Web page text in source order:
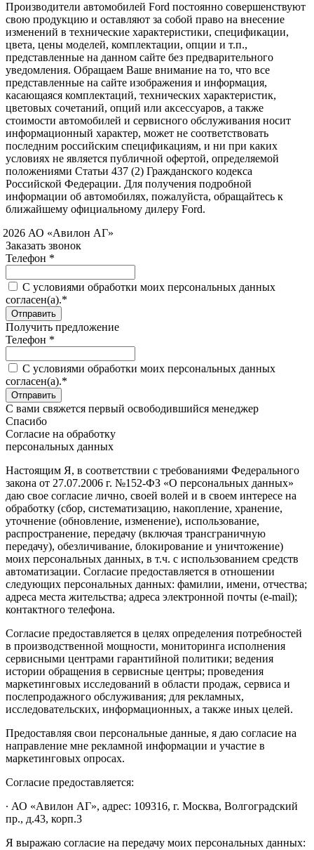
Производители автомобилей Ford постоянно совершенствуют
свою продукцию и оставляют за собой право на внесение
изменений в технические характеристики, спецификации,
цвета, цены моделей, комплектации, опции и т.п.,
представленные на данном сайте без предварительного
уведомления. Обращаем Ваше внимание на то, что все
представленные на сайте изображения и информация,
касающаяся комплектаций, технических характеристик,
цветовых сочетаний, опций или аксессуаров, а также
стоимости автомобилей и сервисного обслуживания носит
информационный характер, может не соответствовать
последним российским спецификациям, и ни при каких
условиях не является публичной офертой, определяемой
положениями Статьи 437 (2) Гражданского кодекса
Российской Федерации. Для получения подробной
информации об автомобилях, пожалуйста, обращайтесь к
ближайшему официальному дилеру Ford.
АО «Авилон АГ»
Заказать звонок
Телефон *
C условиями обработки моих персональных данных
согласен(а).*
Получить предложение
Телефон *
C условиями обработки моих персональных данных
согласен(а).*
С вами свяжется первый освободившийся менеджер
Спасибо
Согласие на обработку
персональных данных
Настоящим Я, в соответствии с требованиями Федерального
закона от 27.07.2006 г. №152-ФЗ «О персональных данных»
даю свое согласие лично, своей волей и в своем интересе на
обработку (сбор, систематизацию, накопление, хранение,
уточнение (обновление, изменение), использование,
распространение, передачу (включая трансграничную
передачу), обезличивание, блокирование и уничтожение)
моих персональных данных, в т.ч. с использованием средств
автоматизации. Согласие предоставляется в отношении
следующих персональных данных: фамилии, имени, отчества;
адреса места жительства; адреса электронной почты (e-mail);
контактного телефона.
Согласие предоставляется в целях определения потребностей
в производственной мощности, мониторинга исполнения
сервисными центрами гарантийной политики; ведения
истории обращения в сервисные центры; проведения
маркетинговых исследований в области продаж, сервиса и
послепродажного обслуживания; для рекламных,
исследовательских, информационных, а также иных целей.
Предоставляя свои персональные данные, я даю согласие на
направление мне рекламной информации и участие в
маркетинговых опросах.
Согласие предоставляется:
∙ АО «Авилон АГ», адрес: 109316, г. Москва, Волгоградский
пр., д.43, корп.3
Я выражаю согласие на передачу моих персональных данных: